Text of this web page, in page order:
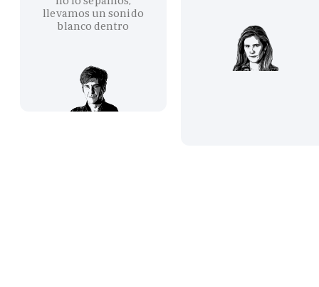
llevamos un sonido
blanco dentro